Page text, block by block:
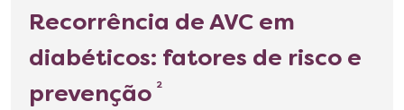
Recorrência de AVC em
diabéticos: fatores de risco e
prevenção 2